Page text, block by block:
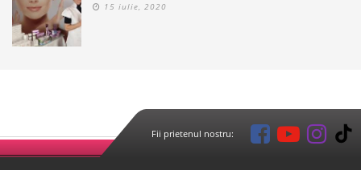
15 iulie, 2020
Fii prietenul nostru: